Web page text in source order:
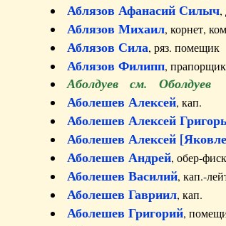
Аблязов Афанасий Силыч
Аблязов Михаил, корнет,
Аблязов Сила, ряз.
Аблязов Филипп,
Аболдуев см. Оболдуев
Аболешев Алексей, кап.
Аболешев Алексей
Аболешев Алексей
Аболешев Андрей, обер-
Аболешев Василий, кап.-
Аболешев Гавриил, кап.
Аболешев Григорий,